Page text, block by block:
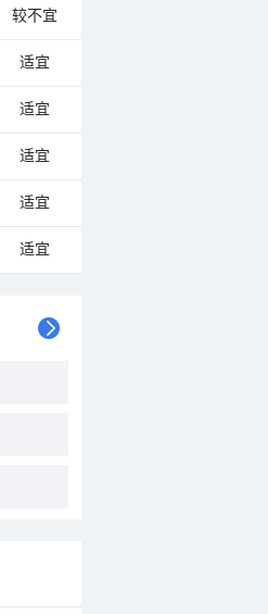
较不宜
适宜
适宜
适宜
适宜
适宜